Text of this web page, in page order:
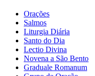
Orações
Salmos
Liturgia Diária
Santo do Dia
Lectio Divina
Novena a São Bento
Graduale Romanum